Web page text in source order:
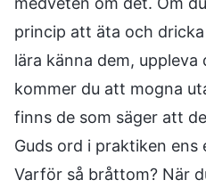
princip att äta och
lära känna dem,
kommer du att mogna
finns de som säger att
Guds ord i praktiken
Varför så bråttom? När